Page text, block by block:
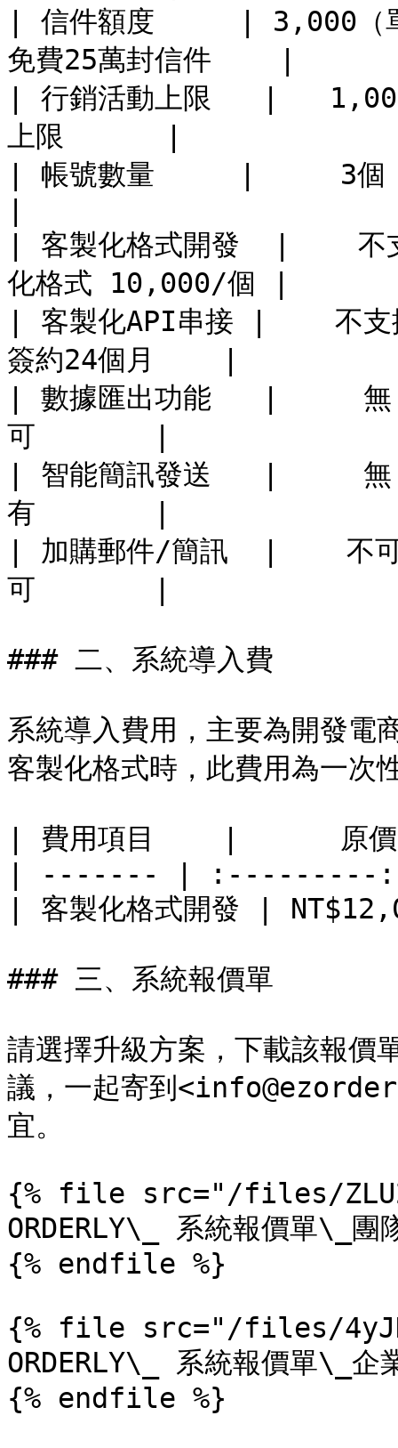
| 信件額度     | 3,000（
免費25萬封信件    |
| 行銷活動上限   |
上限      |
| 帳號數量     |     3
| 客製化格式開發  |
化格式 10,000/個 |
| 客製化API串接 |
簽約24個月    |
| 數據匯出功能   |
可       |
| 智能簡訊發送   |
有       |
| 加購郵件/簡訊  |
可       |
### 二、系統導入費
系統導入費用，主要為開發電
客製化格式時，此費用為一次
| 費用項目    |
| ------- |
| 客製化格式開發 |
### 三、系統報價單
請選擇升級方案，下載該報價
議，一起寄到
宜。
{% file src="/files/
ORDERLY\_ 系統報價單\_團
{% endfile %}
{% file src="/files/
ORDERLY\_ 系統報價單\_企
{% endfile %}